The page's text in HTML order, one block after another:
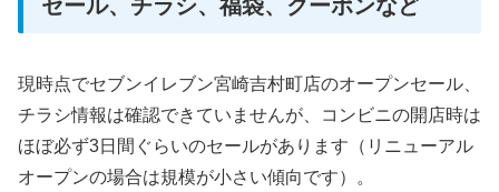
セール、チラシ、福袋、クーポンなど
現時点でセブンイレブン宮崎吉村町店のオープンセール、
チラシ情報は確認できていませんが、コンビニの開店時は
ほぼ必ず3日間ぐらいのセールがあります（リニューアル
オープンの場合は規模が小さい傾向です）。